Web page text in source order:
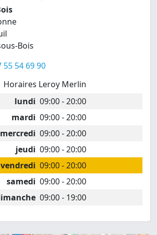
Bois
55 54 69 90
Horaires Leroy Merlin
lundi 09:00 - 20:00
mardi 09:00 - 20:00
mercredi 09:00 - 20:00
jeudi 09:00 - 20:00
vendredi 09:00 - 20:00
samedi 09:00 - 20:00
09:00 - 19:00